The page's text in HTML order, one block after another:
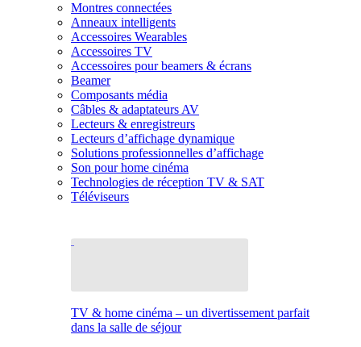
Montres connectées
Anneaux intelligents
Accessoires Wearables
Accessoires TV
Accessoires pour beamers & écrans
Beamer
Composants média
Câbles & adaptateurs AV
Lecteurs & enregistreurs
Lecteurs d’affichage dynamique
Solutions professionnelles d’affichage
Son pour home cinéma
Technologies de réception TV & SAT
Téléviseurs
TV & home cinéma – un divertissement parfait
dans la salle de séjour